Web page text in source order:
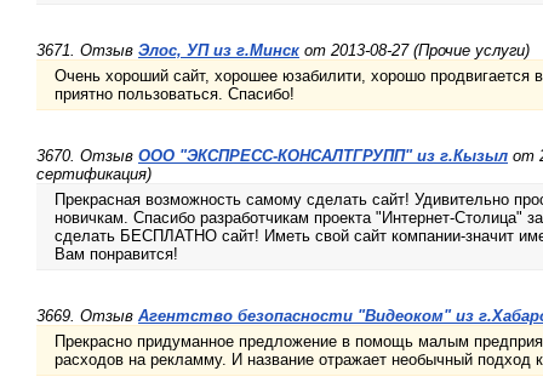
3671. Отзыв Элос, УП из г.Минск от 2013-08-27 (Прочие услуги)
Очень хороший сайт, хорошее юзабилити, хорошо
приятно пользоваться. Спасибо!
3670. Отзыв ООО "ЭКСПРЕСС-КОНСАЛТГРУПП" из г.Кызыл от
сертификация)
Прекрасная возможность самому сделать сайт! Удивительно
новичкам. Спасибо разработчикам проекта "Интернет-Столица"
сделать БЕСПЛАТНО сайт! Иметь свой сайт компании-значит
Вам понравится!
3669. Отзыв Агентство безопасности "Видеоком" из
Прекрасно придуманное предложение в помощь малым
расходов на рекламму. И название отражает необычный подход